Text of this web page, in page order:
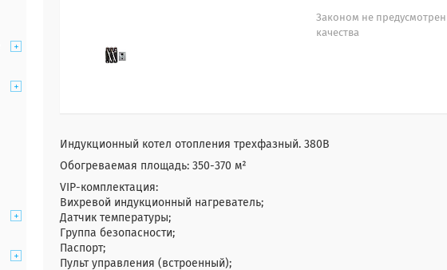
Законом не
качества
Индукционный котел отопления трехфазный. 380В
Обогреваемая площадь: 350-370 м²
VIP-комплектация:
Вихревой индукционный нагреватель;
Датчик температуры;
Группа безопасности;
Паспорт;
Пульт управления (встроенный);